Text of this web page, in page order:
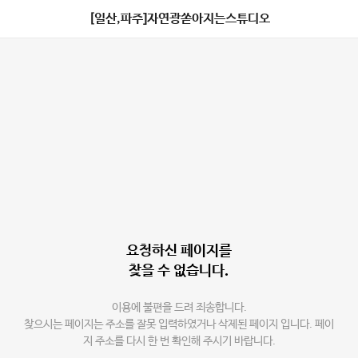
[일산,파주]자연광쏟아지는스튜디오
요청하신 페이지를
찾을 수 없습니다.
이용에 불편을 드려 죄송합니다.
찾으시는 페이지는 주소를 잘못 입력하였거나 삭제된 페이지 입니다. 페이
지 주소를 다시 한 번 확인해 주시기 바랍니다.